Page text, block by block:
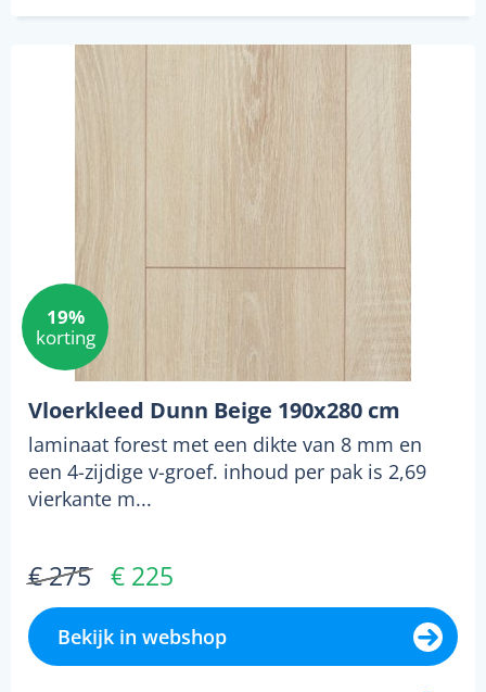
19%
korting
Vloerkleed Dunn Beige 190x280 cm
laminaat forest met een dikte van 8 mm en
een 4-zijdige v-groef. inhoud per pak is 2,69
vierkante m...
€ 275 € 225
Bekijk in webshop